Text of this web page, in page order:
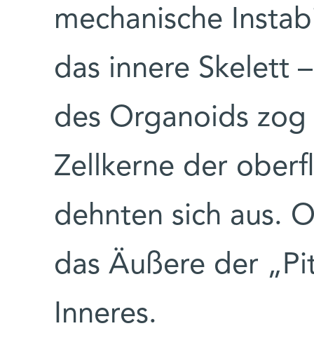
mechanische
das innere Skelett
des Organoids
Zellkerne der
dehnten sich aus.
das Äußere der
Inneres.